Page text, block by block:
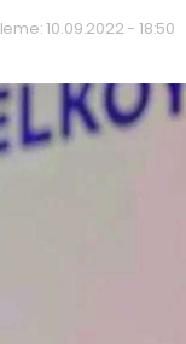
10.09.2022 - 18:50